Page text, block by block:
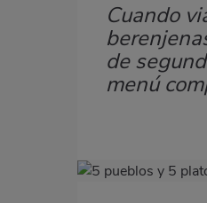
Subtítulo
Cuando
de
menú
Imagen